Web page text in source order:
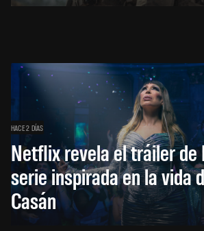
HACE 2 DÍAS
Netflix revela el tráiler de
serie inspirada en la vida
Casán